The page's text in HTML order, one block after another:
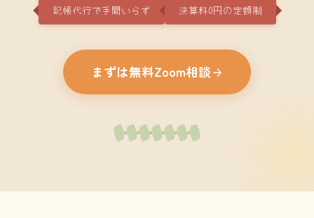
記帳代行で手間いらず 決算料0円の定額制
まずは無料Zoom相談